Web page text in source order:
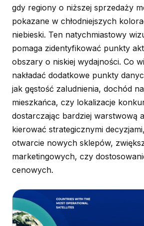
gdy regiony o niższej sprzedaży
pokazane w chłodniejszych
niebieski. Ten natychmiastowy
pomaga zidentyfikować punkty
obszary o niskiej wydajności. Co
nakładać dodatkowe punkty
jak gęstość zaludnienia, dochód
mieszkańca, czy lokalizacje
dostarczając bardziej warstwową
kierować strategicznymi
otwarcie nowych sklepów,
marketingowych, czy
cenowych.